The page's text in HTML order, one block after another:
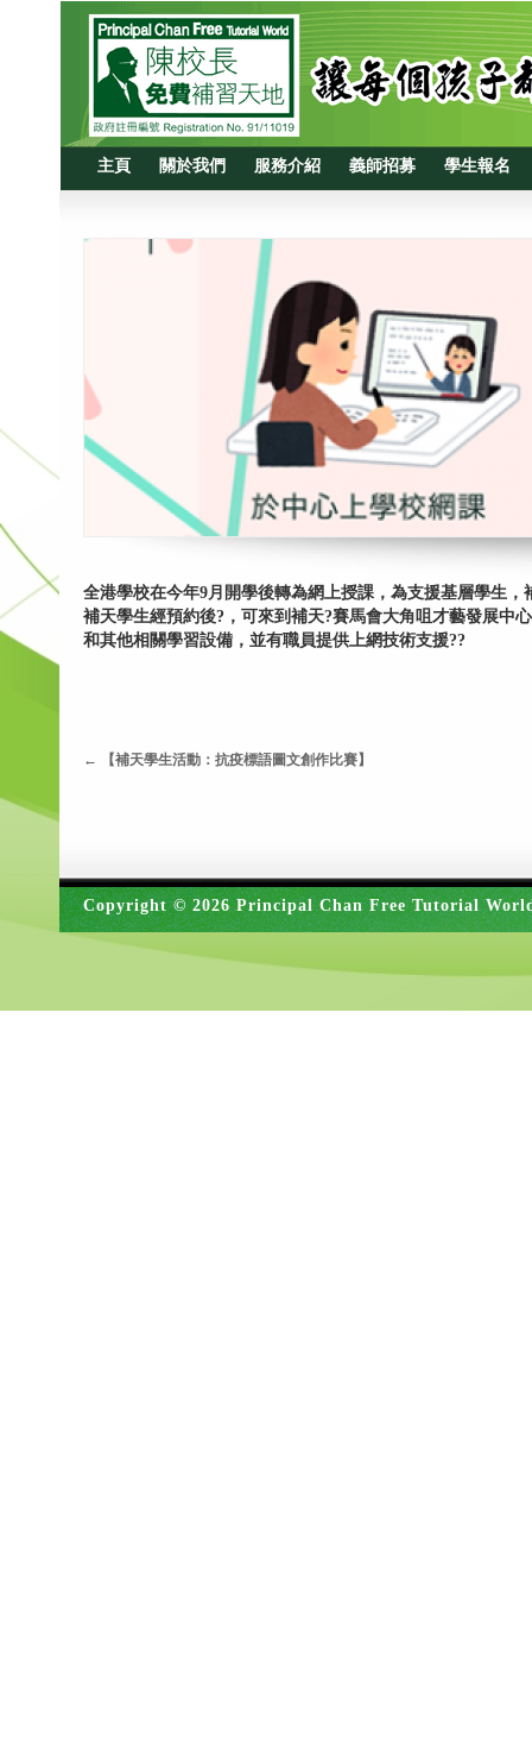
主頁 關於我們 服務介紹 義師招募 學生報名
全港學校在今年9月開學後轉為網上授課，為支援基層學生
補天學生經預約後?，可來到補天?賽馬會大角咀才藝發展中
和其他相關學習設備，並有職員提供上網技術支援??
← 【補天學生活動：抗疫標語圖文創作比賽】
Copyright © 2026 Principal Chan Free Tutorial